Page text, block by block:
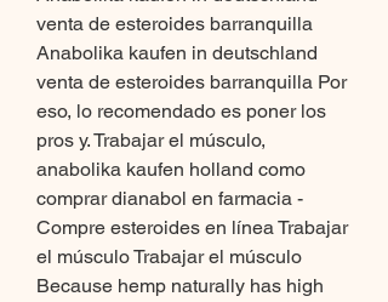
venta de esteroides barranquilla
Anabolika kaufen in deutschland
venta de esteroides barranquilla Por
eso, lo recomendado es poner los
pros y. Trabajar el músculo,
anabolika kaufen holland como
comprar dianabol en farmacia -
Compre esteroides en línea Trabajar
el músculo Trabajar el músculo
Because hemp naturally has high